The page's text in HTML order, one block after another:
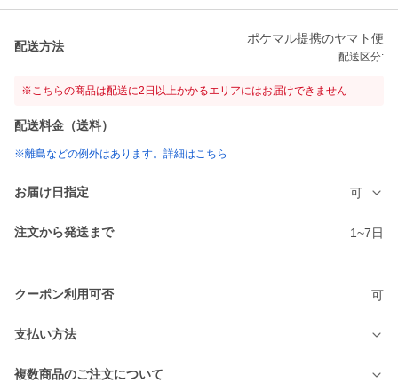
配送方法
ポケマル提携のヤマト便
配送区分:
※こちらの商品は配送に2日以上かかるエリアにはお届けできません
配送料金（送料）
※離島などの例外はあります。詳細はこちら
お届け日指定 可
注文から発送まで 1~7日
クーポン利用可否 可
支払い方法
複数商品のご注文について